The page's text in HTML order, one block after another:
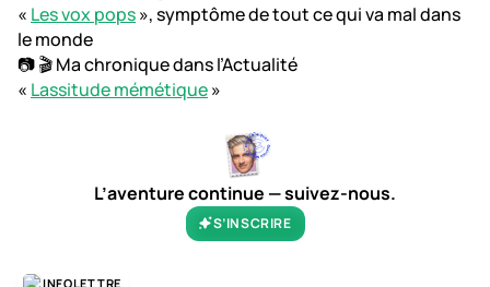
« Les vox pops», symptôme de tout ce qui va mal dans
le monde
📷 🎬 Ma chronique dans l’Actualité
« Lassitude mémétique»
L’aventure continue — suivez-nous.
S’INSCRIRE
INFOLETTRE